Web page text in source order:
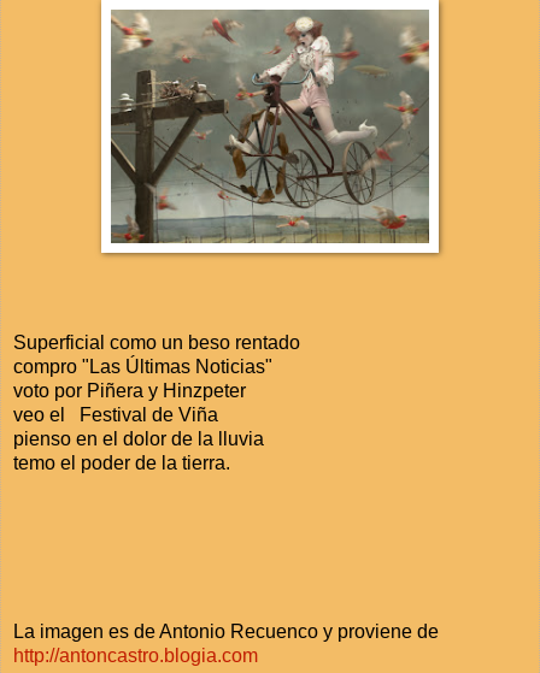
Superficial como un beso rentado
compro "Las Últimas Noticias"
voto por Piñera y Hinzpeter
veo el Festival de Viña
pienso en el dolor de la lluvia
temo el poder de la tierra.
La imagen es de Antonio Recuenco y proviene de
http://antoncastro.blogia.com